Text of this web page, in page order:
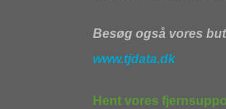
Besøg også vores
www.tjdata.dk
Hent vores